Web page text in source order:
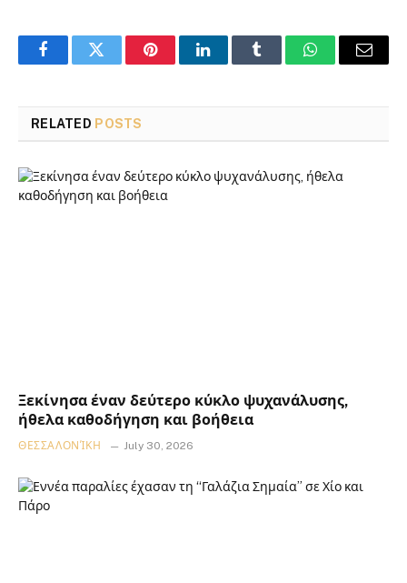
FacebookTwitter PinterestLinkedInTumblr WhatsAppEmail
RELATED POSTS
Ξεκίνησα έναν δεύτερο κύκλο ψυχανάλυσης,
ήθελα καθοδήγηση και βοήθεια
ΘΕΣΣΑΛΟΝΊΚΗ July 30, 2026